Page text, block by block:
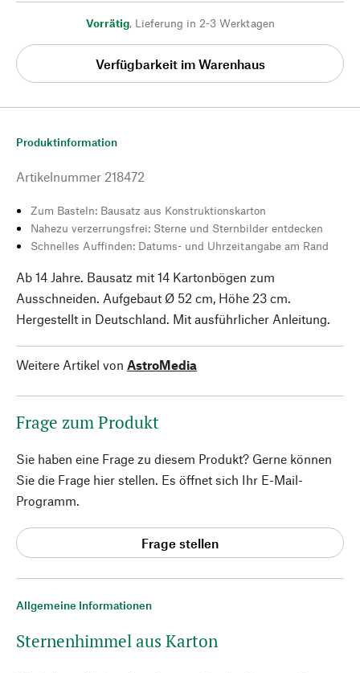
Vorrätig, Lieferung in 2-3 Werktagen
Verfügbarkeit im Warenhaus
Allgemeine Informationen
Sternenhimmel aus Karton
Produktinformation
Artikelnummer 218472
Zum Basteln: Bausatz aus Konstruktionskarton
Nahezu verzerrungsfrei: Sterne und Sternbilder entdecken
Schnelles Auffinden: Datums- und Uhrzeitangabe am Rand
Ab 14 Jahre. Bausatz mit 14 Kartonbögen zum
Ausschneiden. Aufgebaut Ø 52 cm, Höhe 23 cm.
Hergestellt in Deutschland. Mit ausführlicher Anleitung.
Weitere Artikel von AstroMedia
Frage zum Produkt
Sie haben eine Frage zu diesem Produkt? Gerne können
Sie die Frage hier stellen. Es öffnet sich Ihr E-Mail-
Programm.
Frage stellen